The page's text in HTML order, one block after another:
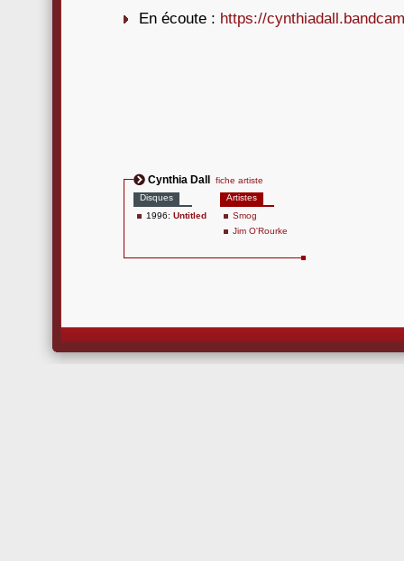
En écoute : https://
Cynthia Dall
fiche artiste
Disques
1996: Untitled
Artistes
Smog
Jim O'Rourke